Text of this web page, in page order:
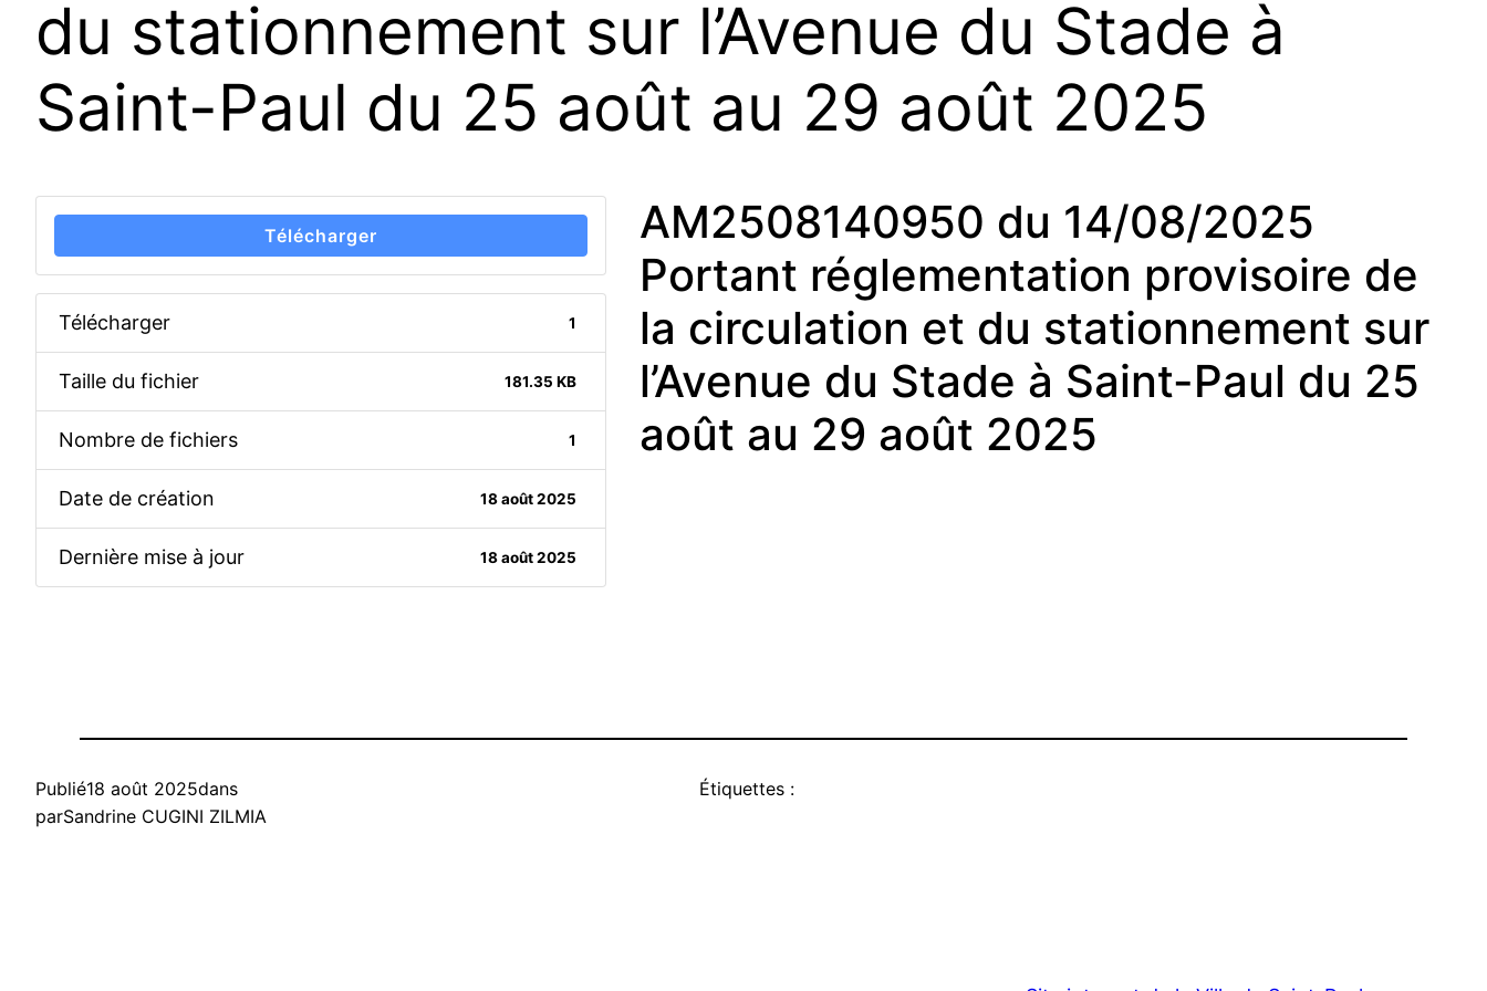
du stationnement sur l’Avenue du Stade à
Saint-Paul du 25 août au 29 août 2025
Télécharger
Télécharger 1
Taille du fichier 181.35 KB
Nombre de fichiers 1
Date de création 18 août 2025
Dernière mise à jour 18 août 2025
AM2508140950 du 14/08/2025
Portant réglementation provisoire de
la circulation et du stationnement sur
l’Avenue du Stade à Saint-Paul du 25
août au 29 août 2025
Publié18 août 2025dans
parSandrine CUGINI ZILMIA
Étiquettes :